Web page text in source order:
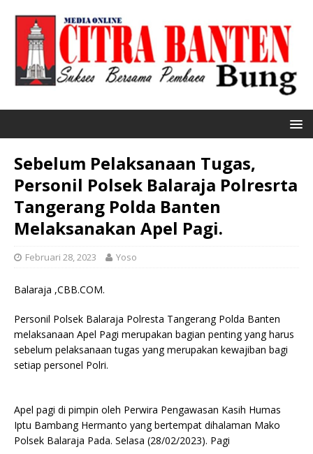
Sebelum Pelaksanaan Tugas,
Personil Polsek Balaraja Polresrta
Tangerang Polda Banten
Melaksanakan Apel Pagi.
Februari 28, 2023 Yoso
Balaraja ,CBB.COM.
Personil Polsek Balaraja Polresta Tangerang Polda Banten
melaksanaan Apel Pagi merupakan bagian penting yang harus
sebelum pelaksanaan tugas yang merupakan kewajiban bagi
setiap personel Polri.
Apel pagi di pimpin oleh Perwira Pengawasan Kasih Humas
Iptu Bambang Hermanto yang bertempat dihalaman Mako
Polsek Balaraja Pada. Selasa (28/02/2023). Pagi